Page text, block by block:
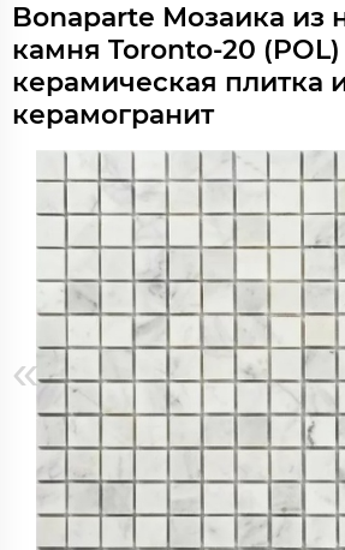
Bonaparte Мозаика из
камня Toronto-20 (POL)
керамическая плитка
керамогранит
«